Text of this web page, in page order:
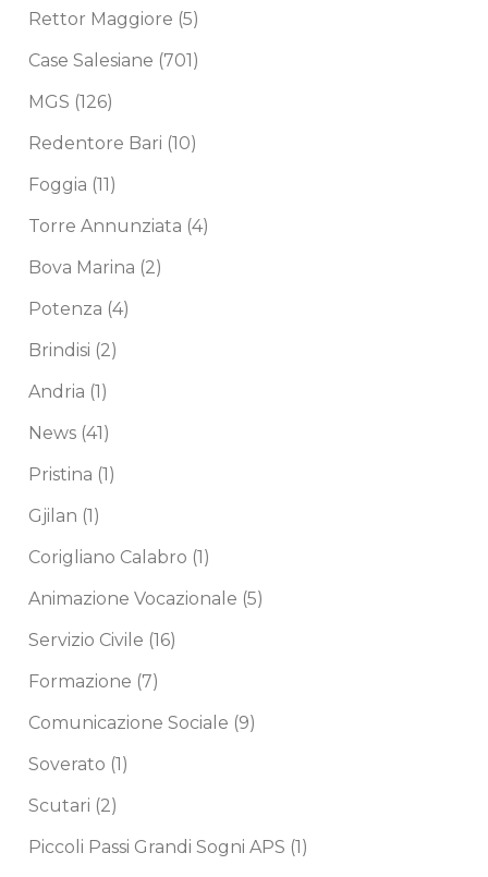
Rettor Maggiore (5)
Case Salesiane (701)
MGS (126)
Redentore Bari (10)
Foggia (11)
Torre Annunziata (4)
Bova Marina (2)
Potenza (4)
Brindisi (2)
Andria (1)
News (41)
Pristina (1)
Gjilan (1)
Corigliano Calabro (1)
Animazione Vocazionale (5)
Servizio Civile (16)
Formazione (7)
Comunicazione Sociale (9)
Soverato (1)
Scutari (2)
Piccoli Passi Grandi Sogni APS (1)